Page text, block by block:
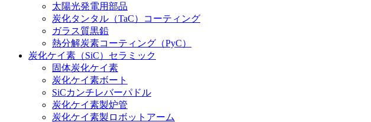
太陽光発電用部品
炭化タンタル（TaC）コーティング
ガラス質黒鉛
熱分解炭素コーティング（PyC）
炭化ケイ素（SiC）セラミック
固体炭化ケイ素
炭化ケイ素ボート
SiCカンチレバーパドル
炭化ケイ素製炉管
炭化ケイ素製ロボットアーム